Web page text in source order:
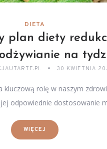
DIETA
plan diety
na
30 KWIETNIA
kluczową rolę w naszym
odpowiednie dostosowanie
WIĘCEJ